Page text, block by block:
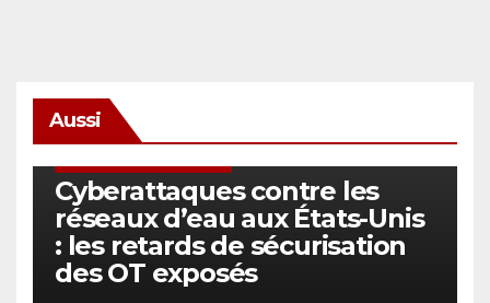
Aussi
Cyberattaques contre les
réseaux d’eau aux États-Unis
: les retards de sécurisation
des OT exposés